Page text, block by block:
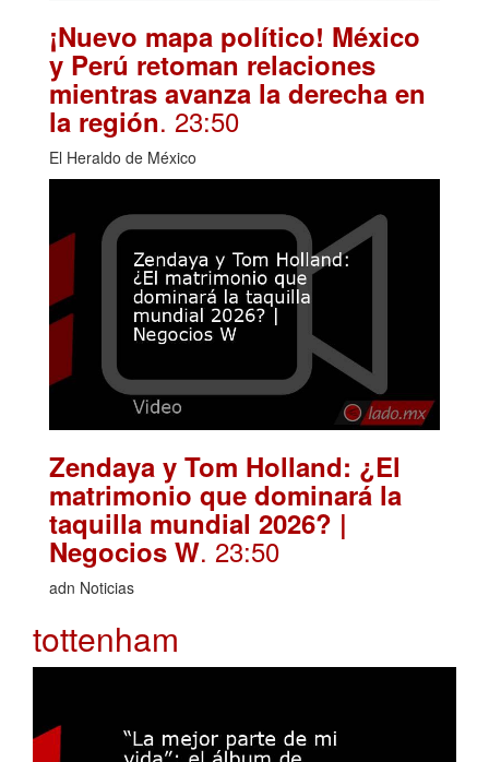
¡Nuevo mapa político! México
y Perú retoman relaciones
mientras avanza la derecha en
la región. 23:50
El Heraldo de México
Zendaya y Tom Holland: ¿El
matrimonio que dominará la
taquilla mundial 2026? |
Negocios W. 23:50
adn Noticias
tottenham